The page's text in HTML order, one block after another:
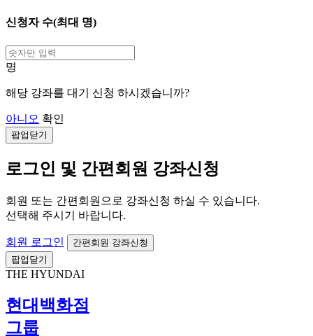
신청자 수(최대 명)
명
해당 강좌를 대기 신청 하시겠습니까?
아니오 확인
팝업닫기
로그인 및 간편회원 강좌신청
회원 또는 간편회원으로 강좌신청 하실 수 있습니다.
선택해 주시기 바랍니다.
회원 로그인
간편회원 강좌신청
팝업닫기
THE HYUNDAI
현대백화점
그룹